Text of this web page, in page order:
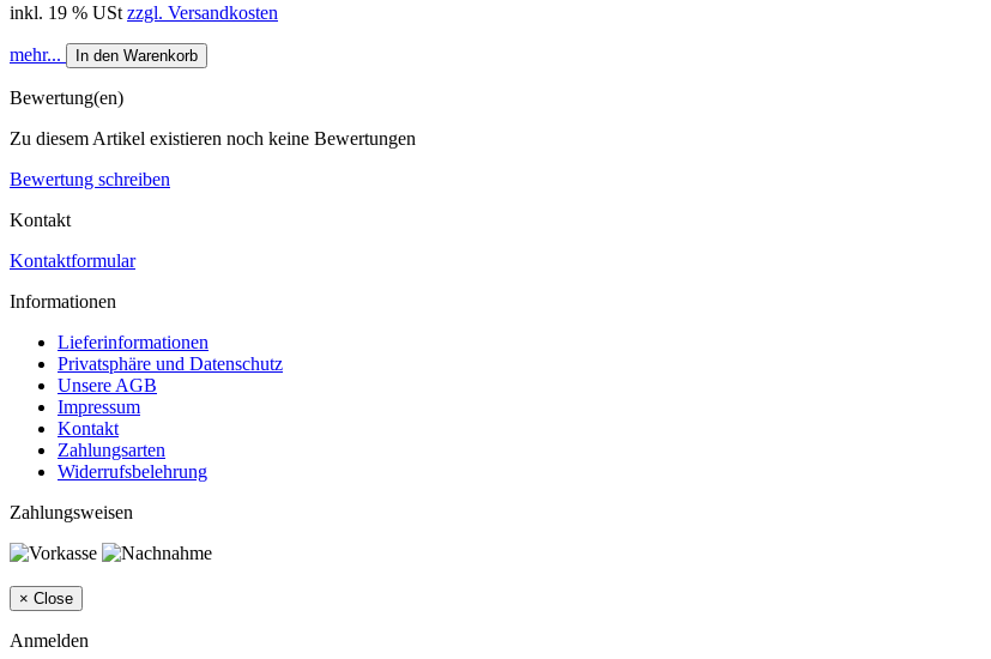
inkl. 19 % USt zzgl. Versandkosten
mehr... In den Warenkorb
Bewertung(en)
Zu diesem Artikel existieren noch keine Bewertungen
Bewertung schreiben
Kontakt
Kontaktformular
Informationen
Lieferinformationen
Privatsphäre und Datenschutz
Unsere AGB
Impressum
Kontakt
Zahlungsarten
Widerrufsbelehrung
Zahlungsweisen
× Close
Anmelden